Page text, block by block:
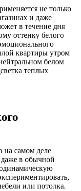
не только
и даже
в течение дня
оттенку белого
квартиры утром
белом
теплых
на самом деле
даже в обычной
или потолка.